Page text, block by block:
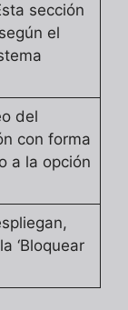
sección
el
del
con forma
a la opción
‘Bloquear